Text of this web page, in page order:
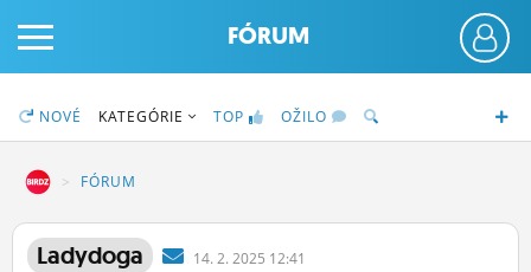
PRIHLÁS SA
FÓRUM
NOVÉ KATEGÓRIE TOP OŽILO
FÓRUM
Ladydoga 14. 2. 2025 12:41